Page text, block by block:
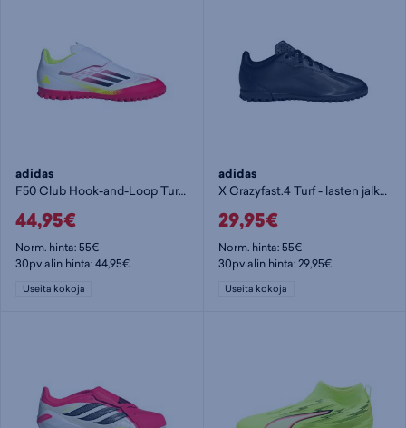
adidas
F50 Club Hook-and-Loop Turf Boots Jr - lasten jalkapallokengät (TF)
44,95€
Norm. hinta:55€
30pv alin hinta: 44,95€
Useita kokoja
adidas
X Crazyfast.4 Turf - lasten jalkapallokengät (TF)
29,95€
Norm. hinta:55€
30pv alin hinta: 29,95€
Useita kokoja